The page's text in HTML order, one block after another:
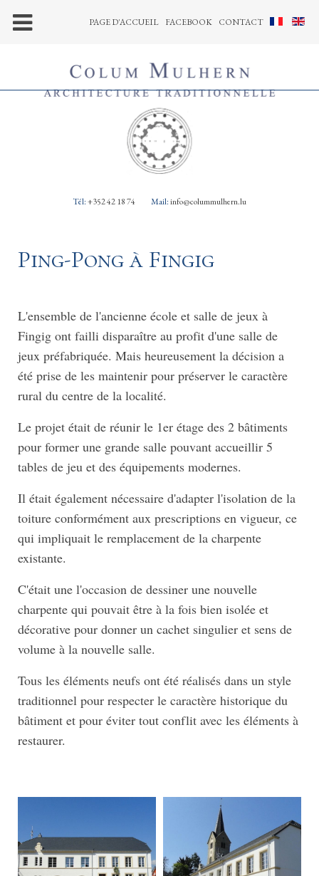
Tél:+352 42 18 74 Mail:info@colummulhern.lu
PAGE D'ACCUEIL FACEBOOK CONTACT
Ping-Pong à Fingig
L'ensemble de l'ancienne école et salle de jeux à
Fingig ont failli disparaître au profit d'une salle de
jeux préfabriquée. Mais heureusement la décision a
été prise de les maintenir pour préserver le caractère
rural du centre de la localité.
Le projet était de réunir le 1er étage des 2 bâtiments
pour former une grande salle pouvant accueillir 5
tables de jeu et des équipements modernes.
Il était également nécessaire d'adapter l'isolation de la
toiture conformément aux prescriptions en vigueur, ce
qui impliquait le remplacement de la charpente
existante.
C'était une l'occasion de dessiner une nouvelle
charpente qui pouvait être à la fois bien isolée et
décorative pour donner un cachet singulier et sens de
volume à la nouvelle salle.
Tous les éléments neufs ont été réalisés dans un style
traditionnel pour respecter le caractère historique du
bâtiment et pour éviter tout conflit avec les éléments à
restaurer.